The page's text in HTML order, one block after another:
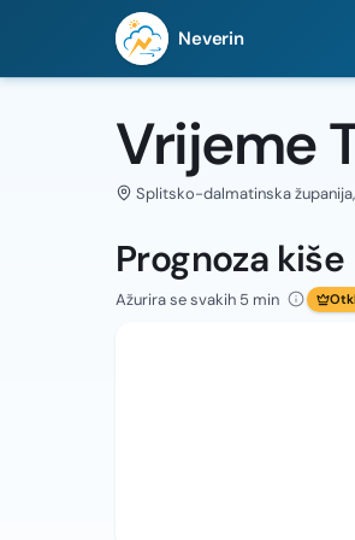
Neverin
Vrijeme
Splitsko-dalmatinska
Prognoza
Ažurira se svakih 5 min